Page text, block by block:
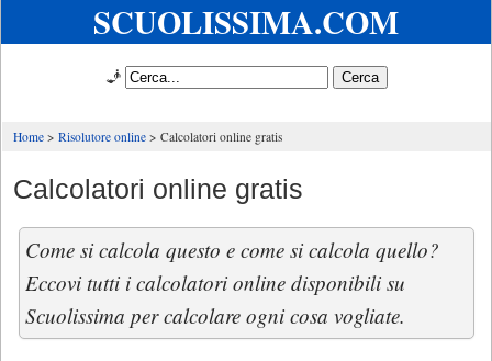
SCUOLISSIMA.COM
🧞
Home Risolutore online Calcolatori online gratis
Calcolatori online gratis
Come si calcola questo e come si calcola quello?
Eccovi tutti i calcolatori online disponibili su
Scuolissima per calcolare ogni cosa vogliate.